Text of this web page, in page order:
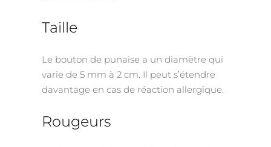
Taille
Le bouton de punaise a un diamètre qui
varie de 5 mm à 2 cm. Il peut s’étendre
davantage en cas de réaction allergique.
Rougeurs